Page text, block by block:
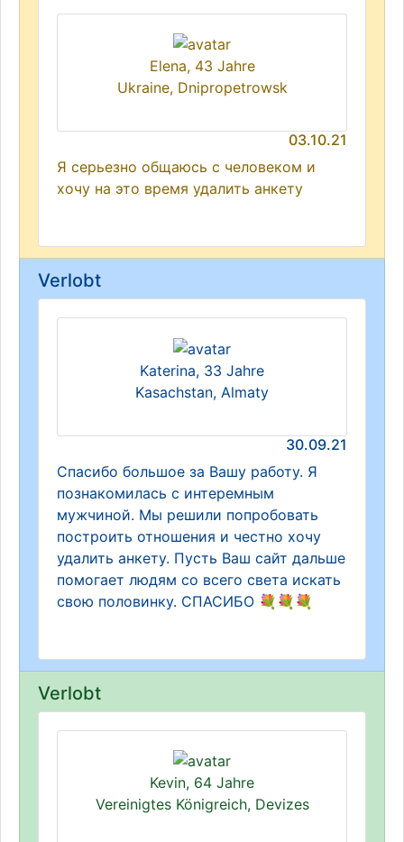
Elena, 43 Jahre
Ukraine, Dnipropetrowsk
03.10.21
Я серьезно общаюсь с человеком и
хочу на это время удалить анкету
Verlobt
Katerina, 33 Jahre
Kasachstan, Almaty
30.09.21
Спасибо большое за Вашу работу. Я
познакомилась с интеремным
мужчиной. Мы решили попробовать
построить отношения и честно хочу
удалить анкету. Пусть Ваш сайт дальше
помогает людям со всего света искать
свою половинку. СПАСИБО 💐💐💐
Verlobt
Kevin, 64 Jahre
Vereinigtes Königreich, Devizes